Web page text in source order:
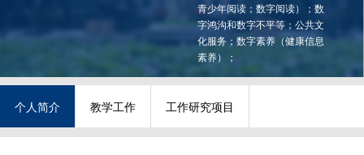
青少年阅读；数字阅读）；数
字鸿沟和数字不平等；公共文
化服务；数字素养（健康信息
素养）；
个人简介 教学工作 工作研究项目